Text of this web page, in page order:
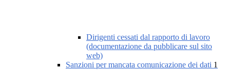
Dirigenti cessati dal rapporto di lavoro
(documentazione da pubblicare sul sito
web)
Sanzioni per mancata comunicazione dei dati 1